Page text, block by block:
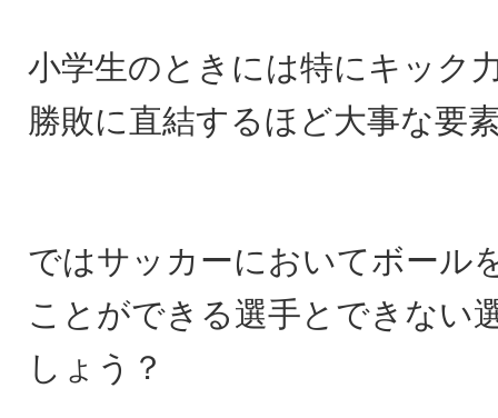
小学生のときには特にキック
勝敗に直結するほど大事な要
ではサッカーにおいてボール
ことができる選手とできない
しょう？